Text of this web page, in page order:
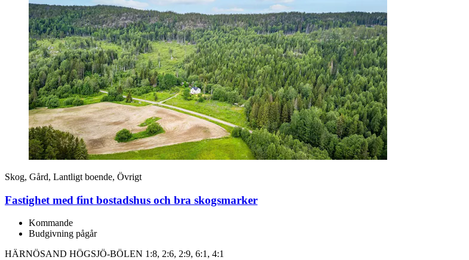
Skog, Gård, Lantligt boende, Övrigt
Fastighet med fint bostadshus och bra skogsmarker
Kommande
Budgivning pågår
HÄRNÖSAND HÖGSJÖ-BÖLEN 1:8, 2:6, 2:9, 6:1, 4:1